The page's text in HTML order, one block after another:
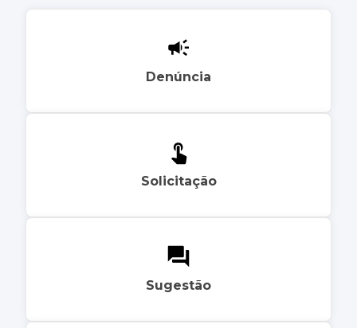
Denúncia
Solicitação
Sugestão